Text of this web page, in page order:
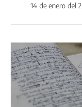
14 de enero del